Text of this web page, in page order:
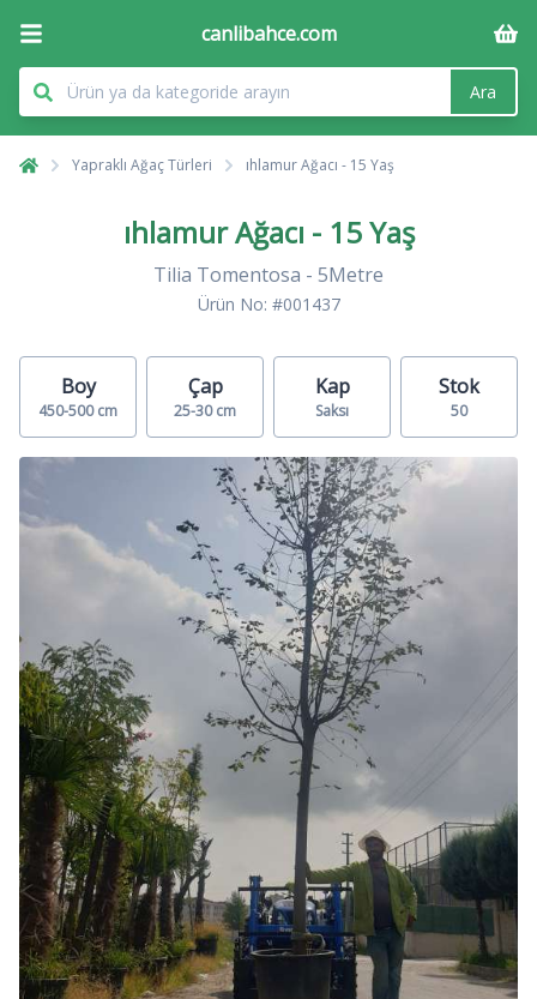
canlibahce.com
Ara
Yapraklı Ağaç Türleri ıhlamur Ağacı - 15 Yaş
ıhlamur Ağacı - 15 Yaş
Tilia Tomentosa - 5Metre
Ürün No: #001437
Boy
450-500 cm
Çap
25-30 cm
Kap
Saksı
Stok
50